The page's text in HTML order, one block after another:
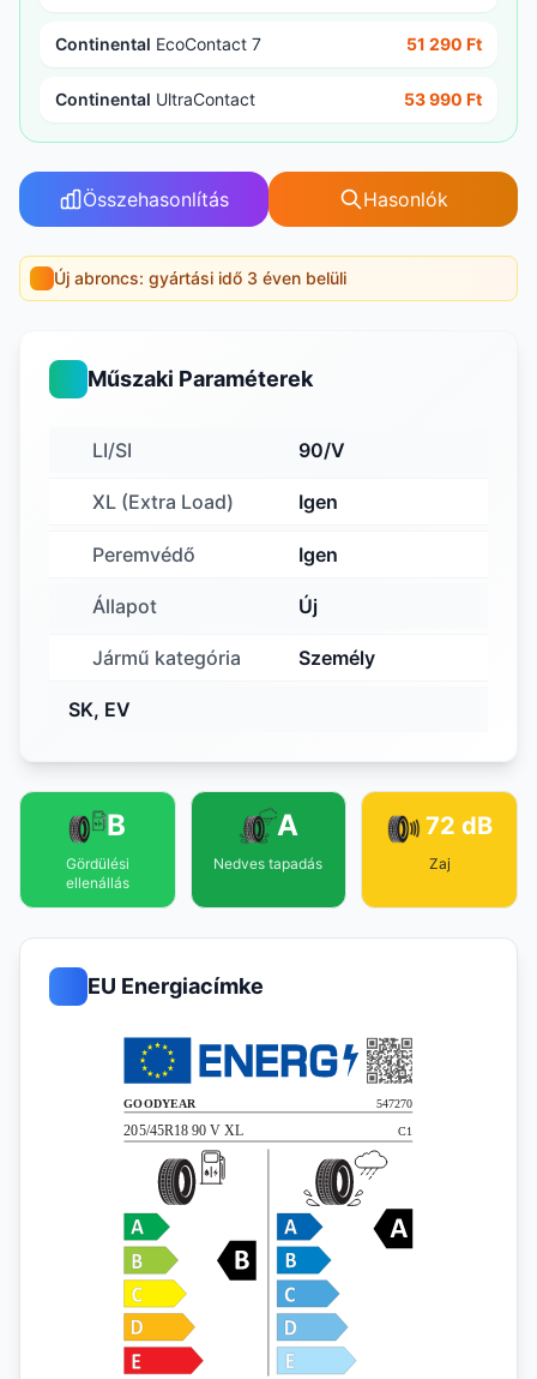
Continental EcoContact 7 51 290 Ft
Continental UltraContact 53 990 Ft
Összehasonlítás Hasonlók
Új abroncs: gyártási idő 3 éven belüli
Műszaki Paraméterek
LI/SI 90/V
XL (Extra Load) Igen
Peremvédő Igen
Állapot Új
Jármű kategória Személy
SK, EV
B
Gördülési
ellenállás
A
Nedves tapadás
72 dB
Zaj
EU Energiacímke